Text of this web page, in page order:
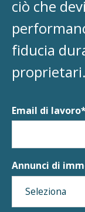
ciò che
fiducia
proprietari.
Email di lavoro*
Annunci di